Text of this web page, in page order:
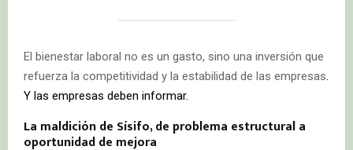
El bienestar laboral no es un gasto, sino una inversión que
refuerza la competitividad y la estabilidad de las empresas.
Y las empresas deben informar.
La maldición de Sísifo, de problema estructural a
oportunidad de mejora